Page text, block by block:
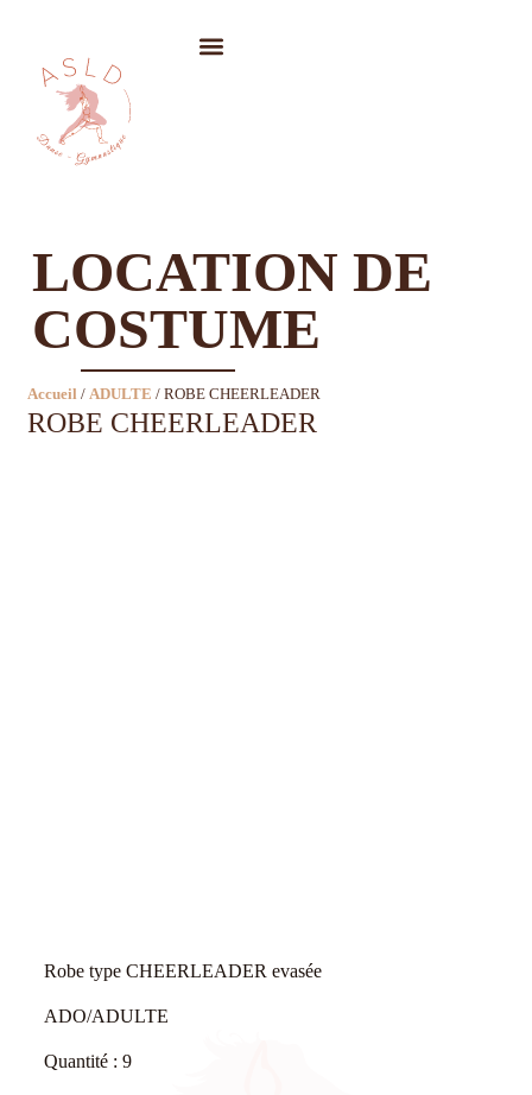
LOCATION DE
COSTUME
Accueil / ADULTE / ROBE CHEERLEADER
ROBE CHEERLEADER
Robe type CHEERLEADER evasée
ADO/ADULTE
Quantité : 9